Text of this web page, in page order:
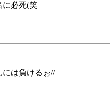
に必死(笑
には負けるぉ//